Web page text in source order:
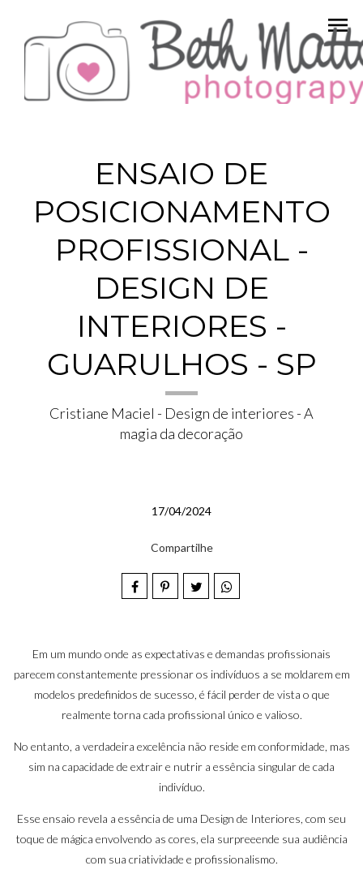
menu
ENSAIO DE
POSICIONAMENTO
PROFISSIONAL -
DESIGN DE
INTERIORES -
GUARULHOS - SP
Cristiane Maciel - Design de interiores - A
magia da decoração
17/04/2024
Compartilhe
Em um mundo onde as expectativas e demandas profissionais
parecem constantemente pressionar os indivíduos a se moldarem em
modelos predefinidos de sucesso, é fácil perder de vista o que
realmente torna cada profissional único e valioso.
No entanto, a verdadeira excelência não reside em conformidade, mas
sim na capacidade de extrair e nutrir a essência singular de cada
indivíduo.
Esse ensaio revela a essência de uma Design de Interiores, com seu
toque de mágica envolvendo as cores, ela surpreeende sua audiência
com sua criatividade e profissionalismo.